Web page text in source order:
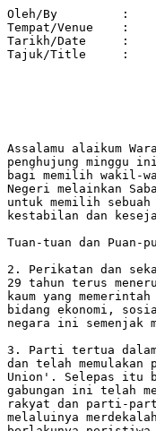
Oleh/By		:	DATO' SERI DR. MAHATHIR BIN MOHAMAD
Tempat/Venue 	: 	ANGKASAPURI
Tarikh/Date 	: 	28/07/86
Tajuk/Title  	: 	SEMPENA PILIHANRAYA UMUM 1986
Assalamu alaikum
penghujung minggu
bagi memilih wakil-
Negeri melainkan
untuk memilih
kestabilan dan
Tuan-tuan dan Puan-
2. Perikatan dan
29 tahun terus
kaum yang
bidang ekonomi,
negara ini semenjak
3. Parti tertua
dan telah memulakan
Union'. Selepas itu
gabungan ini telah
rakyat dan parti-
melaluinya